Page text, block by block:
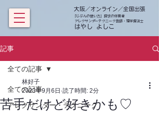
「じぶんの使い方」探求の伴奏者
アレクサンダーテクニーク教師・理学療法士
​ はやし よしこ
大阪／オンライン／全国出張
記事
全ての記事
アレクサンダー・テクニーク
全ての記事
苦手だけど好きかも♡
林好子
2023年9月6日 読了時間: 2分